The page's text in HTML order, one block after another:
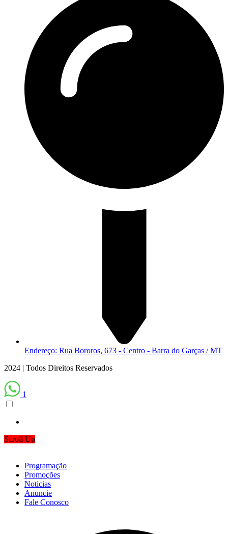
Endereço: Rua Bororos, 673 - Centro - Barra do Garças / MT
2024 | Todos Direitos Reservados
1
Scroll Up
Programação
Promoções
Noticias
Anuncie
Fale Conosco